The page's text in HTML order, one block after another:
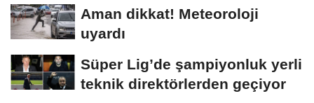
Aman dikkat! Meteoroloji
uyardı
Süper Lig’de şampiyonluk yerli
teknik direktörlerden geçiyor